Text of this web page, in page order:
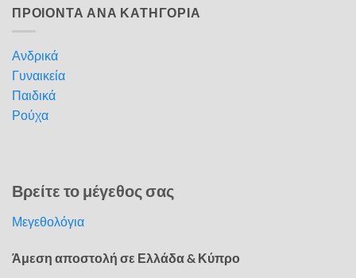
ΠΡΟΙΟΝΤΑ ΑΝΑ ΚΑΤΗΓΟΡΙΑ
Ανδρικά
Γυναικεία
Παιδικά
Ρούχα
Βρείτε το μέγεθος σας
Μεγεθολόγια
Άμεση αποστολή σε Ελλάδα & Κύπρο